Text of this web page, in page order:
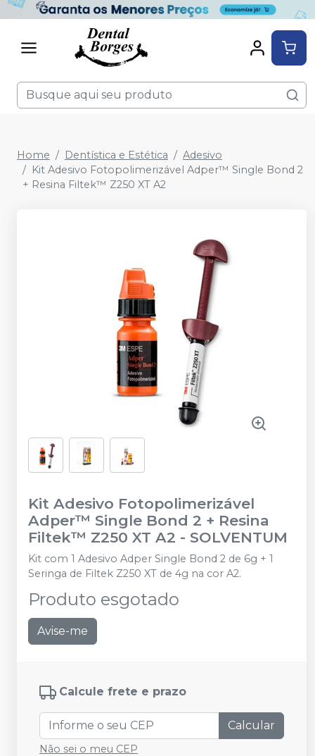
Home Dentística e Estética
Adesivo
Kit Adesivo Fotopolimerizável Adper™ Single Bond 2
+ Resina Filtek™ Z250 XT A2
Kit Adesivo Fotopolimerizável
Adper™ Single Bond 2 + Resina
Filtek™ Z250 XT A2 - SOLVENTUM
Kit com 1 Adesivo Adper Single Bond 2 de 6g + 1
Seringa de Filtek Z250 XT de 4g na cor A2.
Produto esgotado
Avise-me
Calcule frete e prazo
Calcular
Não sei o meu CEP